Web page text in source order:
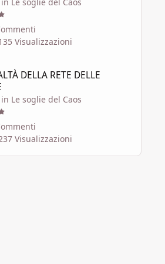
Visualizzazioni
DELLA RETE DELLE
in Le soglie del Caos
Visualizzazioni